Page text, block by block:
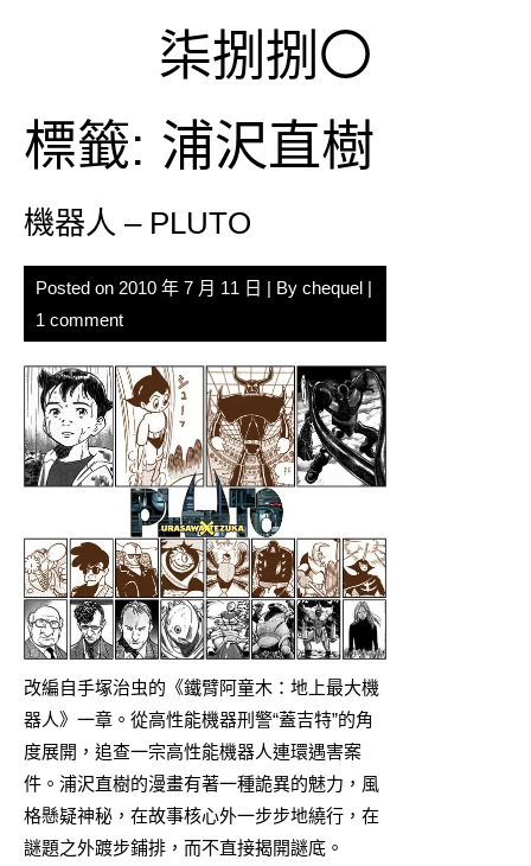
柒捌捌〇
標籤: 浦沢直樹
機器人 – PLUTO
Posted on 2010 年 7 月 11 日 | By chequel |
1 comment
改編自手塚治虫的《鐵臂阿童木：地上最大機
器人》一章。從高性能機器刑警“蓋吉特”的角
度展開，追查一宗高性能機器人連環遇害案
件。浦沢直樹的漫畫有著一種詭異的魅力，風
格懸疑神秘，在故事核心外一步步地繞行，在
謎題之外踱步鋪排，而不直接揭開謎底。